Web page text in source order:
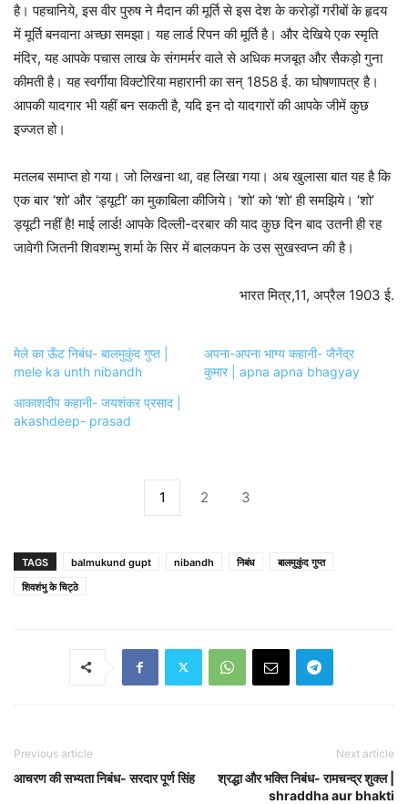
है। पहचानिये, इस वीर पुरुष ने मैदान की मूर्ति से इस देश के करोड़ों गरीबों के हृदय
में मूर्ति बनवाना अच्छा समझा। यह लार्ड रिपन की मूर्ति है। और देखिये एक स्मृति
मंदिर, यह आपके पचास लाख के संगमर्मर वाले से अधिक मजबूत और सैकड़ो गुना
कीमती है। यह स्वर्गीया विक्टोरिया महारानी का सन् 1858 ई. का घोषणापत्र है।
आपकी यादगार भी यहीं बन सकती है, यदि इन दो यादगारों की आपके जीमें कुछ
इज्जत हो।
मतलब समाप्त हो गया। जो लिखना था, वह लिखा गया। अब खुलासा बात यह है कि
एक बार ‘शो’ और ‘ड्यूटी’ का मुकाबिला कीजिये। ‘शो’ को ‘शो’ ही समझिये। ‘शो’
ड्यूटी नहीं है! माई लार्ड! आपके दिल्ली-दरबार की याद कुछ दिन बाद उतनी ही रह
जावेगी जितनी शिवशम्भु शर्मा के सिर में बालकपन के उस सुखस्वप्न की है।
भारत मित्र,11, अप्रैल 1903 ई.
मेले का ऊँट निबंध- बालमुकुंद गुप्त |
mele ka unth nibandh
अपना-अपना भाग्य कहानी- जैनेंद्र
कुमार | apna apna bhagyay
आकाशदीप कहानी- जयशंकर प्रसाद |
akashdeep- prasad
1 2 3
TAGS balmukund gupt nibandh निबंध
बालमुकुंद गुप्त
शिवशंभु के चिट्ठे
Previous article
आचरण की सभ्यता निबंध- सरदार पूर्ण सिंह
Next article
श्रद्धा और भक्ति निबंध- रामचन्द्र शुक्ल |
shraddha aur bhakti